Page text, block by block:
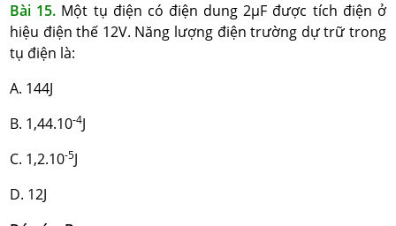
Bài 15. Một tụ điện có điện dung 2µF được tích điện ở
hiệu điện thế 12V. Năng lượng điện trường dự trữ trong
tụ điện là:
A. 144J
B. 1,44.10-4J
C. 1,2.10-5J
D. 12J